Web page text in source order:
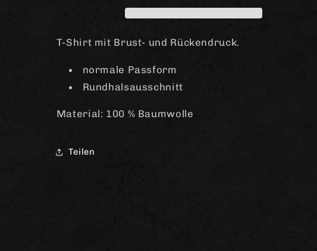
T-Shirt mit Brust- und Rückendruck.
normale Passform
Rundhalsausschnitt
Material: 100 % Baumwolle
Teilen